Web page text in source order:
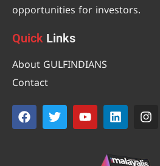
opportunities for investors.
Quick Links
About GULFINDIANS
Contact